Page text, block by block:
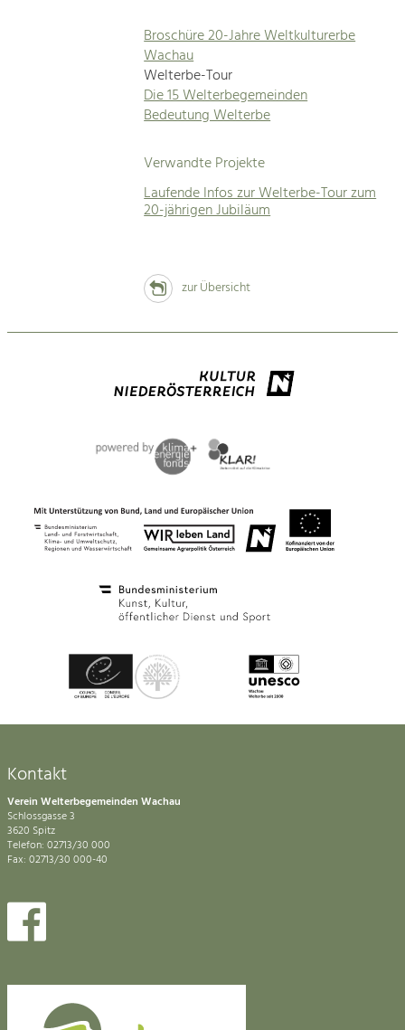
Broschüre 20-Jahre Weltkulturerbe
Wachau
Welterbe-Tour
Die 15 Welterbegemeinden
Bedeutung Welterbe
Verwandte Projekte
Laufende Infos zur Welterbe-Tour zum
20-jährigen Jubiläum
zur Übersicht
Kontakt
Verein Welterbegemeinden Wachau
Schlossgasse 3
3620 Spitz
Telefon: 02713/30 000
Fax: 02713/30 000-40